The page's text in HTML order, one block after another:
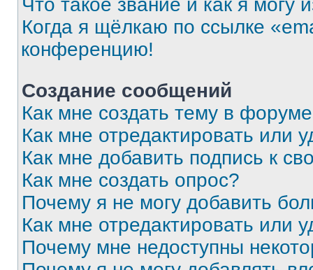
Что такое звание и как я могу
Когда я щёлкаю по ссылке
конференцию!
Создание сообщений
Как мне создать тему в
Как мне отредактировать или
Как мне добавить подпись к
Как мне создать опрос?
Почему я не могу добавить
Как мне отредактировать или
Почему мне недоступны